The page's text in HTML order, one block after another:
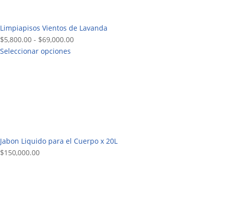
Limpiapisos Vientos de Lavanda
$5,800.00 - $69,000.00Rango
Seleccionar opciones
Jabon Liquido para el Cuerpo x 20L
$150,000.00